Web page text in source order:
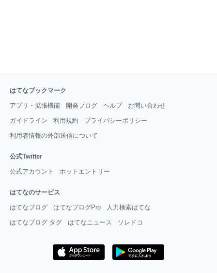
はてなブックマーク
アプリ・拡張機能 開発ブログ ヘルプ お問い合わせ
ガイドライン 利用規約 プライバシーポリシー
利用者情報の外部送信について
公式Twitter
公式アカウント ホットエントリー
はてなのサービス
はてなブログ はてなブログPro 人力検索はてな
はてなブログ タグ はてなニュース ソレドコ